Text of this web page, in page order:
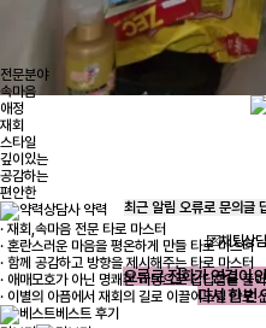
최근 알림 오류로 문의글
💌채팅상
오류로 전화가 연결이
다시 한 번
전문분야
속마음
애정
재회
스타일
깊이있는
공감하는
편안한
상담사 약력
· 재회,속마음 전문 타로 마스터
· 혼란스러운 마음을 평온하게 만들 타로 마스터
· 함께 공감하고 방향을 제시해주는 타로 마스터
· 애매모호가 아닌 명쾌한 리딩으로 답답함을 풀
· 이별의 아픔에서 재회의 길로 이끌어드릴 타로
베스트 후기